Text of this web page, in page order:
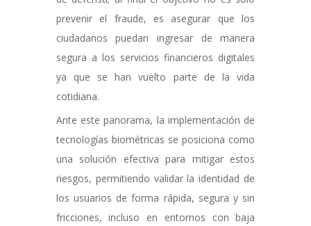
prevenir el fraude, es asegurar que los
ciudadanos puedan ingresar de manera
segura a los servicios financieros digitales
ya que se han vuelto parte de la vida
cotidiana.
Ante este panorama, la implementación de
tecnologías biométricas se posiciona como
una solución efectiva para mitigar estos
riesgos, permitiendo validar la identidad de
los usuarios de forma rápida, segura y sin
fricciones, incluso en entornos con baja